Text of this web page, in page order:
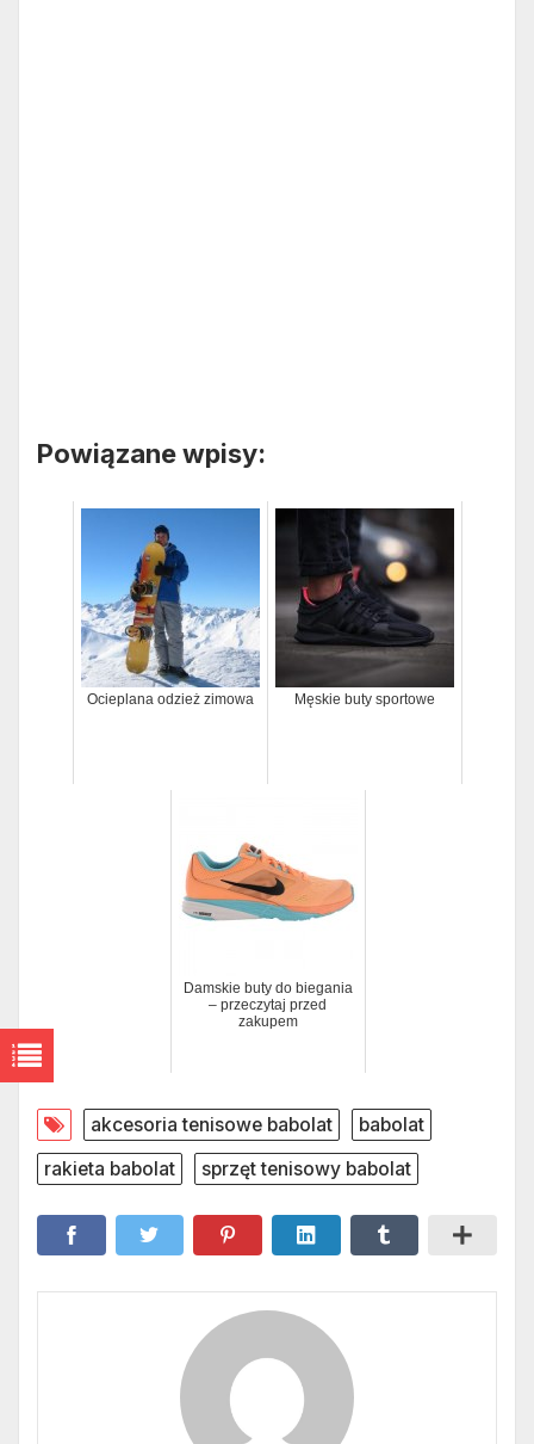
Powiązane wpisy:
Ocieplana odzież zimowa Męskie buty sportowe
Damskie buty do biegania
– przeczytaj przed
zakupem
akcesoria tenisowe babolat
babolat
rakieta babolat
sprzęt tenisowy babolat